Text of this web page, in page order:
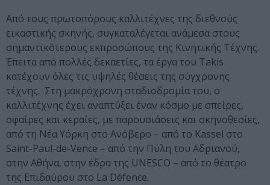
Από τους πρωτοπόρους καλλιτέχνες της διεθνούς
εικαστικής σκηνής, συγκαταλέγεται ανάμεσα στους
σημαντικότερους εκπροσώπους της Κινητικής Τέχνης.
Έπειτα από πολλές δεκαετίες, τα έργα του Takis
κατέχουν όλες τις υψηλές θέσεις της σύγχρονης
τέχνης. Στη μακρόχρονη σταδιοδρομία του, ο
καλλιτέχνης έχει αναπτύξει έναν κόσμο με σπείρες,
σφαίρες και κεραίες, με παρουσιάσεις και σκηνοθεσίες,
από τη Νέα Υόρκη στο Ανόβερο – από το Kassel στο
Saint-Paul-de-Vence – από την Πύλη του Αδριανού,
στην Αθήνα, στην έδρα της UNESCO – από το θέατρο
της Επιδαύρου στο La Défence.